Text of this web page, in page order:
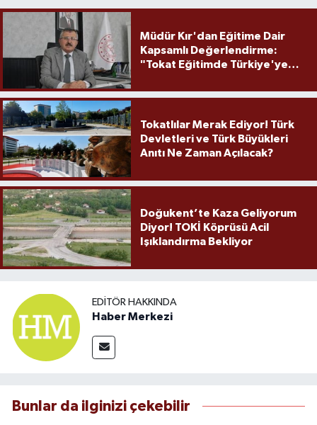
Müdür Kır'dan Eğitime Dair
Kapsamlı Değerlendirme:
"Tokat Eğitimde Türkiye'ye
Tokatlılar Merak Ediyor! Türk
Devletleri ve Türk Büyükleri
Anıtı Ne Zaman Açılacak?
Doğukent’te Kaza Geliyorum
Diyor! TOKİ Köprüsü Acil
Işıklandırma Bekliyor
EDITÖR HAKKINDA
Haber Merkezi
Bunlar da ilginizi çekebilir